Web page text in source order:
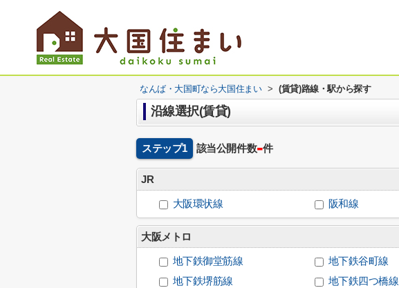
なんば・大国町なら大国住まい > (賃貸)路線・駅から探す
沿線選択(賃貸)
ステップ1 該当公開件数-件
JR
大阪環状線 阪和線
大阪メトロ
地下鉄御堂筋線 地下鉄谷町線
地下鉄堺筋線
地下鉄四つ橋線